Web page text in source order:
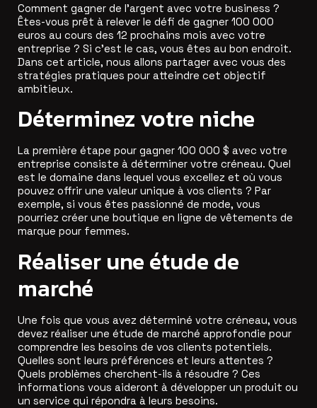
Comment gagner de l’argent avec votre business ?
Êtes-vous prêt à relever le défi de gagner 100 000
euros au cours des 12 prochains mois avec votre
entreprise ? Si c’est le cas, vous êtes au bon endroit.
Dans cet article, nous allons partager avec vous des
stratégies pratiques pour atteindre cet objectif
ambitieux.
Déterminez votre niche
La première étape pour gagner 100 000 $ avec votre
entreprise consiste à déterminer votre créneau. Quel
est le domaine dans lequel vous excellez et où vous
pouvez offrir une valeur unique à vos clients ? Par
exemple, si vous êtes passionné de mode, vous
pourriez créer une boutique en ligne de vêtements de
marque pour femmes.
Réaliser une étude de
marché
Une fois que vous avez déterminé votre créneau, vous
devez réaliser une étude de marché approfondie pour
comprendre les besoins de vos clients potentiels.
Quelles sont leurs préférences et leurs attentes ?
Quels problèmes cherchent-ils à résoudre ? Ces
informations vous aideront à développer un produit ou
un service qui répondra à leurs besoins.